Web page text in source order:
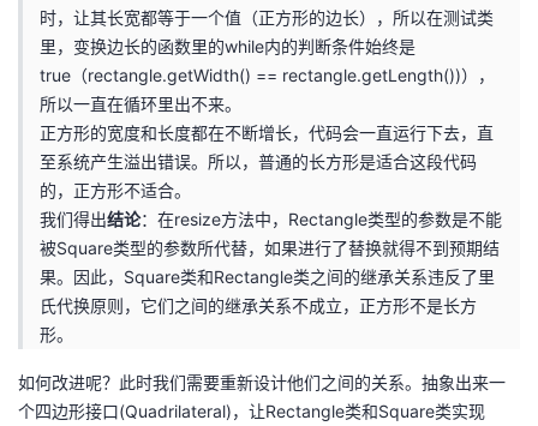
时，让其长宽都等于一个值（正方形的边长），所以在测试类
里，变换边长的函数里的while内的判断条件始终是
true（rectangle.getWidth() == rectangle.getLength())），
所以一直在循环里出不来。
正方形的宽度和长度都在不断增长，代码会一直运行下去，直
至系统产生溢出错误。所以，普通的长方形是适合这段代码
的，正方形不适合。
我们得出结论：在resize方法中，Rectangle类型的参数是不能
被Square类型的参数所代替，如果进行了替换就得不到预期结
果。因此，Square类和Rectangle类之间的继承关系违反了里
氏代换原则，它们之间的继承关系不成立，正方形不是长方
形。
如何改进呢？此时我们需要重新设计他们之间的关系。抽象出来一
个四边形接口(Quadrilateral)，让Rectangle类和Square类实现